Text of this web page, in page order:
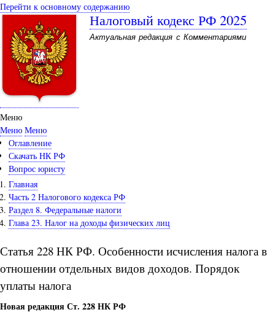
Перейти к основному содержанию
Налоговый кодекс РФ 2025
Актуальная редакция с Комментариями
Меню
Меню Меню
Оглавление
Скачать НК РФ
Вопрос юристу
Главная
Часть 2 Налогового кодекса РФ
Раздел 8. Федеральные налоги
Глава 23. Налог на доходы физических лиц
Статья 228 НК РФ. Особенности исчисления налога в
отношении отдельных видов доходов. Порядок
уплаты налога
Новая редакция Ст. 228 НК РФ